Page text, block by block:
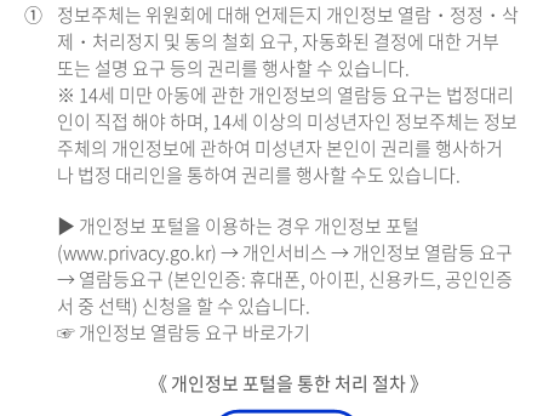
① 정보주체는 위원회에 대해 언제든지 개인정보 열람・정정・삭
제・처리정지 및 동의 철회 요구, 자동화된 결정에 대한 거부
또는 설명 요구 등의 권리를 행사할 수 있습니다.
※ 14세 미만 아동에 관한 개인정보의 열람등 요구는 법정대리
인이 직접 해야 하며, 14세 이상의 미성년자인 정보주체는 정보
주체의 개인정보에 관하여 미성년자 본인이 권리를 행사하거
나 법정 대리인을 통하여 권리를 행사할 수도 있습니다.
▶ 개인정보 포털을 이용하는 경우 개인정보 포털
(www.privacy.go.kr) → 개인서비스 → 개인정보 열람등 요구
→ 열람등요구 (본인인증: 휴대폰, 아이핀, 신용카드, 공인인증
서 중 선택) 신청을 할 수 있습니다.
☞ 개인정보 열람등 요구 바로가기
《 개인정보 포털을 통한 처리 절차 》